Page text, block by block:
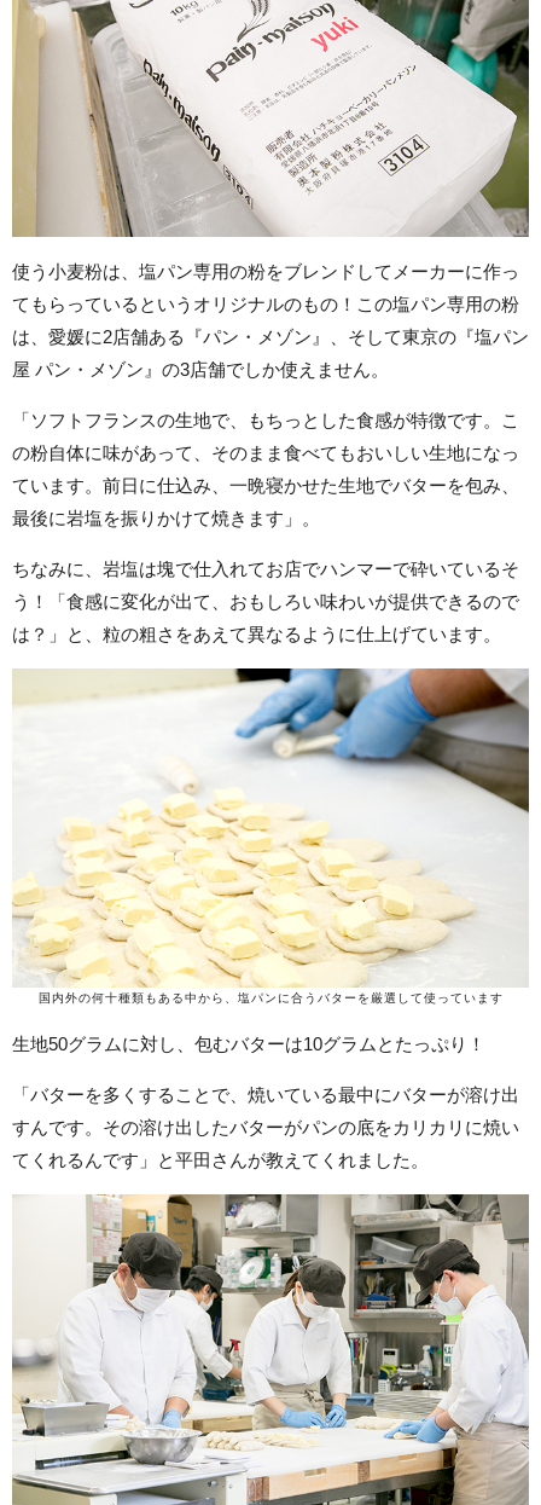
使う小麦粉は、塩パン専用の粉をブレンドしてメーカーに作っ
てもらっているというオリジナルのもの！この塩パン専用の粉
は、愛媛に2店舗ある『パン・メゾン』、そして東京の『塩パン
屋 パン・メゾン』の3店舗でしか使えません。
「ソフトフランスの生地で、もちっとした食感が特徴です。こ
の粉自体に味があって、そのまま食べてもおいしい生地になっ
ています。前日に仕込み、一晩寝かせた生地でバターを包み、
最後に岩塩を振りかけて焼きます」。
ちなみに、岩塩は塊で仕入れてお店でハンマーで砕いているそ
う！「食感に変化が出て、おもしろい味わいが提供できるので
は？」と、粒の粗さをあえて異なるように仕上げています。
国内外の何十種類もある中から、塩パンに合うバターを厳選して使っています
生地50グラムに対し、包むバターは10グラムとたっぷり！
「バターを多くすることで、焼いている最中にバターが溶け出
すんです。その溶け出したバターがパンの底をカリカリに焼い
てくれるんです」と平田さんが教えてくれました。